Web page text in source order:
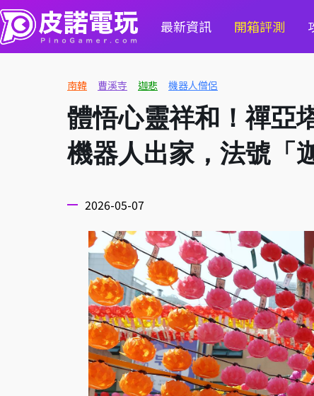
最新資訊 開箱評測
南韓 曹溪寺 迦悲 機器人僧侶
體悟心靈祥和！禪亞
機器人出家，法號「
2026-05-07